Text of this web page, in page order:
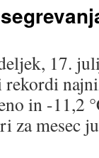
17.
in -11,2
za